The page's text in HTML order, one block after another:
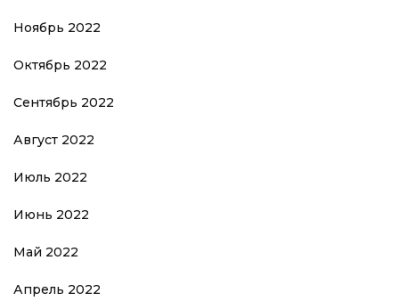
Ноябрь 2022
Октябрь 2022
Сентябрь 2022
Август 2022
Июль 2022
Июнь 2022
Май 2022
Апрель 2022